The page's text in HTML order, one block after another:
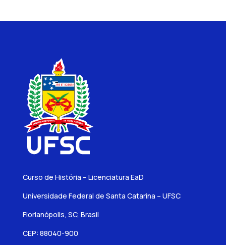
Curso de História – Licenciatura EaD
Universidade Federal de Santa Catarina – UFSC
Florianópolis, SC, Brasil
CEP: 88040-900